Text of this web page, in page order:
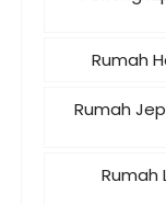
Rumah
Rumah
Rumah